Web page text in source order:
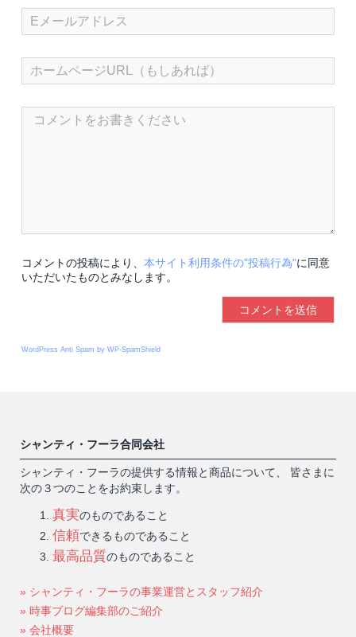
コメントの投稿により、 本サイト利用条件の"投稿行為"に同意
いただいたものとみなします。
WordPress Anti Spam by WP-SpamShield
シャンティ・フーラ合同会社
シャンティ・フーラの提供する情報と商品について、 皆さまに
次の３つのことをお約束します。
真実のものであること
信頼できるものであること
最高品質のものであること
» シャンティ・フーラの事業運営とスタッフ紹介
» 時事ブログ編集部のご紹介
» 会社概要